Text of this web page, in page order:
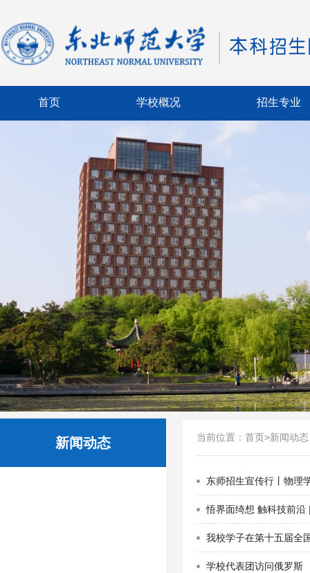
首页 学校概况 招生专业
新闻动态 当前位置： 首页>新闻动态
东师招生宣传行丨物理
悟界面绮想 触科技前沿
我校学子在第十五届全
学校代表团访问俄罗斯